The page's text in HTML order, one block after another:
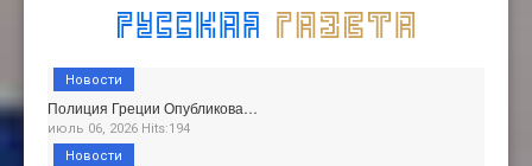
Полиция Греции Опубликова…
июль 06, 2026 Hits:194
Новости
Новости